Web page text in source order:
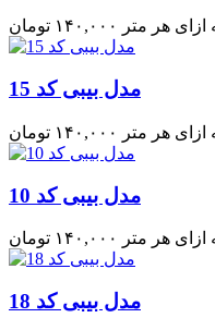
۱۴۰,۰۰۰ تومان ازای هر متر
مدل بیبی کد 15
۱۴۰,۰۰۰ تومان ازای هر متر
مدل بیبی کد 10
۱۴۰,۰۰۰ تومان ازای هر متر
مدل بیبی کد 18